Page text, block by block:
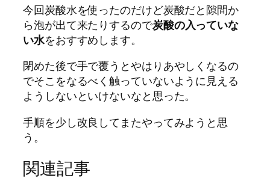
今回炭酸水を使ったのだけど炭酸だと隙間か
ら泡が出て来たりするので炭酸の入っていな
い水をおすすめします。
閉めた後で手で覆うとやはりあやしくなるの
でそこをなるべく触っていないように見える
ようしないといけないなと思った。
手順を少し改良してまたやってみようと思
う。
関連記事